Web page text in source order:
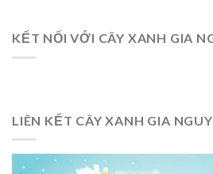
KẾT NỐI VỚI CÂY XANH GIA
LIÊN KẾT CÂY XANH GIA